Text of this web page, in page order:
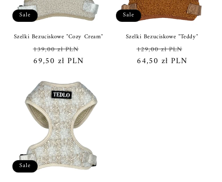
Sale
Szelki Bezuciskowe "Cozy Cream"
Regular
price
139,00 zł PLN
69,50 zł PLN
Sale
Szelki Bezuciskowe "Teddy"
Regular
price
129,00 zł PLN
64,50 zł PLN
Sale